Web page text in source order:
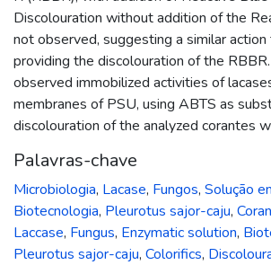
Discolouration without addition of the
not observed, suggesting a similar
providing the discolouration of the
observed immobilized activities of
membranes of PSU, using ABTS as
discolouration of the analyzed corantes
Palavras-chave
Microbiologia, Lacase, Fungos, Solução
Biotecnologia, Pleurotus sajor-caju,
Laccase, Fungus, Enzymatic solution,
Pleurotus sajor-caju, Colorifics,